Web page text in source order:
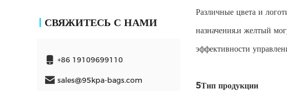
СВЯЖИТЕСЬ С НАМИ
+86 19109699110
sales@95kpa-bags.com
Различные цвета и
назначения.и желтый
эффективности
5Тип продукции